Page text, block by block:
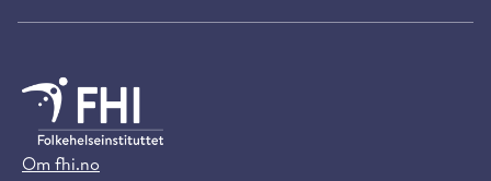
Om fhi.no